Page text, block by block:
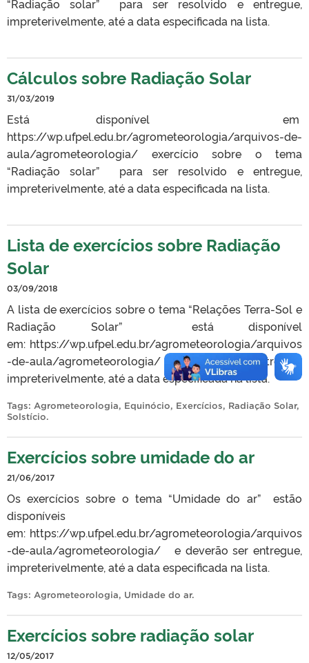
“Radiação solar” para ser resolvido e entregue,
impreterivelmente, até a data especificada na lista.
Cálculos sobre Radiação Solar
31/03/2019
Está disponível em
https://wp.ufpel.edu.br/agrometeorologia/arquivos-de-
aula/agrometeorologia/ exercício sobre o tema
“Radiação solar” para ser resolvido e entregue,
impreterivelmente, até a data especificada na lista.
Lista de exercícios sobre Radiação
Solar
03/09/2018
A lista de exercícios sobre o tema “Relações Terra-Sol e
Radiação Solar” está disponível
em: https://wp.ufpel.edu.br/agrometeorologia/arquivos
-de-aula/agrometeorologia/ e deverá ser entregue,
impreterivelmente, até a data especificada na lista.
Tags: Agrometeorologia, Equinócio, Exercícios, Radiação Solar,
Solstício.
Exercícios sobre umidade do ar
21/06/2017
Os exercícios sobre o tema “Umidade do ar” estão
disponíveis
em: https://wp.ufpel.edu.br/agrometeorologia/arquivos
-de-aula/agrometeorologia/ e deverão ser entregue,
impreterivelmente, até a data especificada na lista.
Tags: Agrometeorologia, Umidade do ar.
Exercícios sobre radiação solar
12/05/2017